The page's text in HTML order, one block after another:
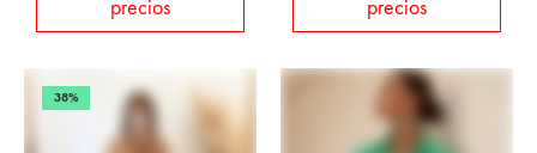
precios precios
38%